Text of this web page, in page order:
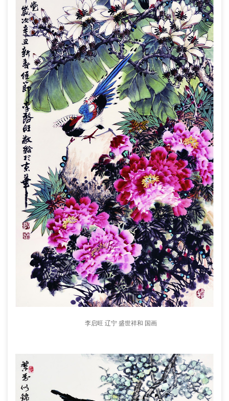
李启旺 辽宁 盛世祥和 国画